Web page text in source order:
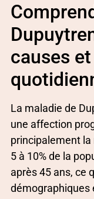
causes
La maladie de
une affection
principalement la
5 à 10% de la
après 45 ans, ce
démographiques